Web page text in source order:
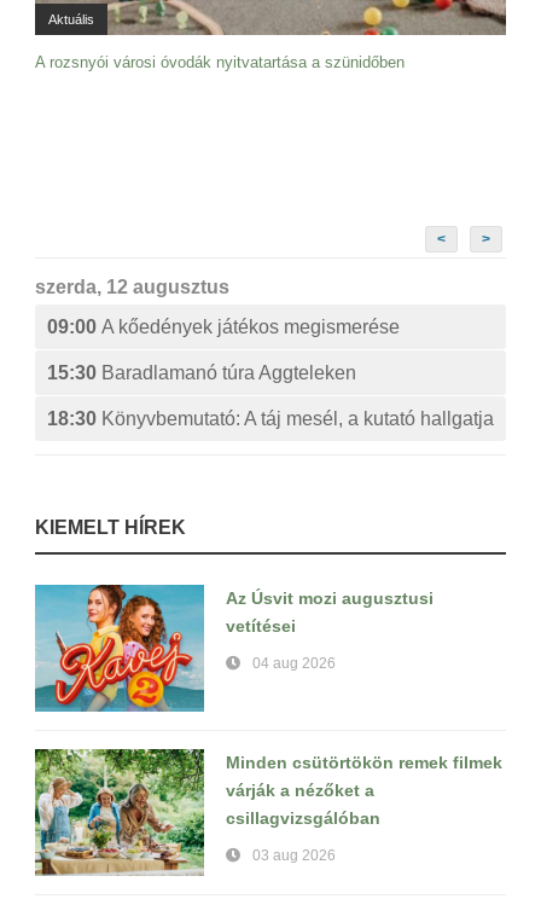
Aktuális
A rozsnyói városi óvodák nyitvatartása a szünidőben
< >
szerda, 12 augusztus
09:00 A kőedények játékos megismerése
15:30 Baradlamanó túra Aggteleken
18:30 Könyvbemutató: A táj mesél, a kutató hallgatja
KIEMELT HÍREK
Az Úsvit mozi augusztusi
vetítései
04 aug 2026
Minden csütörtökön remek filmek
várják a nézőket a
csillagvizsgálóban
03 aug 2026